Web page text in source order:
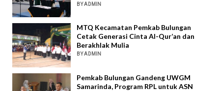
BY ADMIN
MTQ Kecamatan Pemkab Bulungan
Cetak Generasi Cinta Al-Qur’an dan
Berakhlak Mulia
BY ADMIN
Pemkab Bulungan Gandeng UWGM
Samarinda, Program RPL untuk ASN